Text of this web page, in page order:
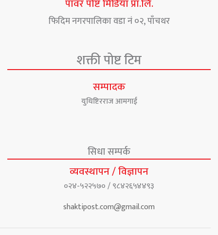
पावर पोष्ट मिडिया प्रा.लि.
फिदिम नगरपालिका वडा नं ०२, पाँचथर
शक्ती पोष्ट टिम
सम्पादक
युधिष्टिरराज आमगाई
सिधा सम्पर्क
व्यवस्थापन / विज्ञापन
०२४-५२२५७० / ९८४२६५४४९३
shaktipost.com@gmail.com